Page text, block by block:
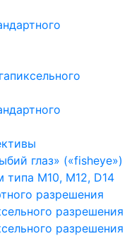
глаз» («fisheye»)
M10, M12, D14
разрешения
разрешения
разрешения